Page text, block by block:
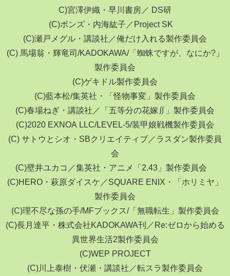
C)宮澤伊織・早川書房／ DS研
(C)ボンズ・内海紘子／Project SK∞
(C)瀬戸メグル・講談社／俺だけ入れる製作委員会
(C) 馬場翁・輝竜司/KADOKAWA/「蜘蛛ですが、なにか?」
製作委員会
(C)ゲキドル製作委員会
(C)藍本松/集英社・「怪物事変」製作委員会
(C)春場ねぎ・講談社／「五等分の花嫁∬」製作委員会
(C)2020 EXNOA LLC/LEVEL-5/装甲娘戦機製作委員会
(C) サトウとシオ・SBクリエイティブ／ラスダン製作委員
会
(C)壁井ユカコ／集英社・アニメ「2.43」製作委員会
(C)HERO・萩原ダイスケ／SQUARE ENIX・「ホリミヤ」
製作委員会
(C)理不尽な孫の手/MFブックス/「無職転生」製作委員会
(C)長月達平・株式会社KADOKAWA刊／Re:ゼロから始める
異世界生活2製作委員会
(C)WEP PROJECT
(C)川上泰樹・伏瀬・講談社／転スラ製作委員会